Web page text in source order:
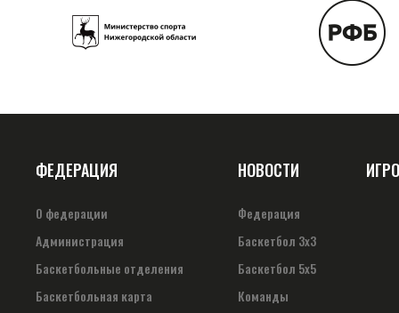
ФЕДЕРАЦИЯ
О федерации
Администрация
Баскетбольные отделения
Баскетбольная карта
НОВОСТИ
Федерация
Баскетбол 3х3
Баскетбол 5х5
Команды